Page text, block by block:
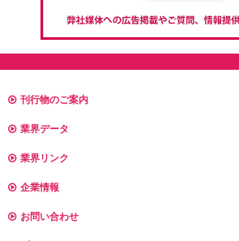
刊行物のご案内
業界データ
業界リンク
企業情報
お問い合わせ